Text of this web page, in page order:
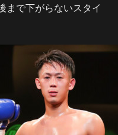
まで下がらないスタイ